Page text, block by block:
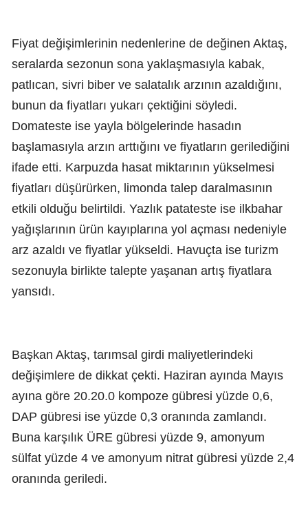
Fiyat değişimlerinin nedenlerine de değinen Aktaş,
seralarda sezonun sona yaklaşmasıyla kabak,
patlıcan, sivri biber ve salatalık arzının azaldığını,
bunun da fiyatları yukarı çektiğini söyledi.
Domateste ise yayla bölgelerinde hasadın
başlamasıyla arzın arttığını ve fiyatların gerilediğini
ifade etti. Karpuzda hasat miktarının yükselmesi
fiyatları düşürürken, limonda talep daralmasının
etkili olduğu belirtildi. Yazlık patateste ise ilkbahar
yağışlarının ürün kayıplarına yol açması nedeniyle
arz azaldı ve fiyatlar yükseldi. Havuçta ise turizm
sezonuyla birlikte talepte yaşanan artış fiyatlara
yansıdı.
Başkan Aktaş, tarımsal girdi maliyetlerindeki
değişimlere de dikkat çekti. Haziran ayında Mayıs
ayına göre 20.20.0 kompoze gübresi yüzde 0,6,
DAP gübresi ise yüzde 0,3 oranında zamlandı.
Buna karşılık ÜRE gübresi yüzde 9, amonyum
sülfat yüzde 4 ve amonyum nitrat gübresi yüzde 2,4
oranında geriledi.